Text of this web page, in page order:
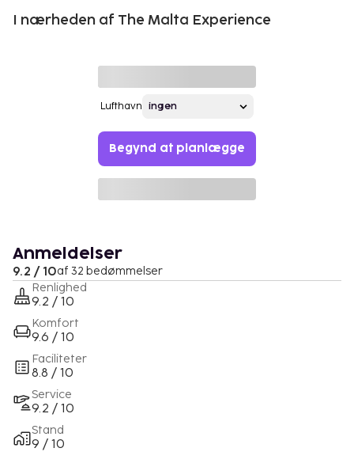
I nærheden af The Malta Experience
Lufthavn
Begynd at planlægge
Anmeldelser
9.2 / 10af 32 bedømmelser
Renlighed
9.2 / 10
Komfort
9.6 / 10
Faciliteter
8.8 / 10
Service
9.2 / 10
Stand
9 / 10